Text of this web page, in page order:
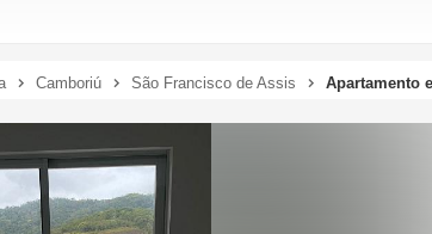
Camboriú São Francisco de Assis Apartamento